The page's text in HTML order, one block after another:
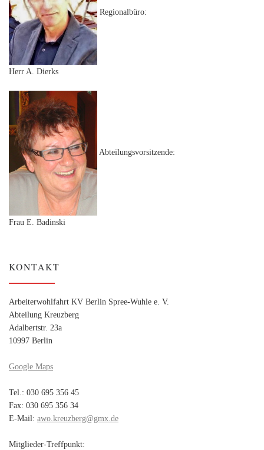
Regionalbüro:
Herr A. Dierks
Abteilungsvorsitzende:
Frau E. Badinski
KONTAKT
Arbeiterwohlfahrt KV Berlin Spree-Wuhle e. V.
Abteilung Kreuzberg
Adalbertstr. 23a
10997 Berlin
Google Maps
Tel.: 030 695 356 45
Fax: 030 695 356 34
E-Mail: awo.kreuzberg@gmx.de
Mitglieder-Treffpunkt: